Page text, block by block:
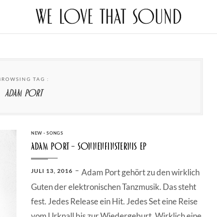
TAG :
Adam Port
CATEGORIES
NEW ·SONGS
Adam Port – Sonnenfinsternis EP
POSTED
JULI 13, 2016
Adam Port gehört zu den wirklich
Guten der elektronischen Tanzmusik. Das steht
fest. Jedes Release ein Hit. Jedes Set eine Reise